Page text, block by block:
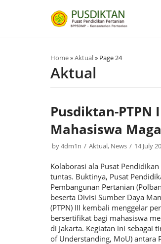
Home»Aktual» Page 24
Aktual
Pusdiktan-
Mahasiswa
by4dm1n Aktual, News 14 July
Kolaborasi ala Pusat
tuntas. Buktinya, Pusat
Pembangunan Pertanian
beserta Divisi Sumber Daya
(PTPN) III kembali menggelar
bersertifikat bagi mahasiswa
di Jakarta. Kegiatan ini sebagai
of Understanding, MoU) antara